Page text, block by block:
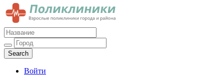
Поликлиники
Взрослые поликлиники города и района
Войти